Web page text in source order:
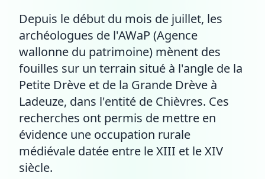
Depuis le début du mois de juillet, les
archéologues de l'AWaP (Agence
wallonne du patrimoine) mènent des
fouilles sur un terrain situé à l'angle de la
Petite Drève et de la Grande Drève à
Ladeuze, dans l'entité de Chièvres. Ces
recherches ont permis de mettre en
évidence une occupation rurale
médiévale datée entre le XIII et le XIV
siècle.